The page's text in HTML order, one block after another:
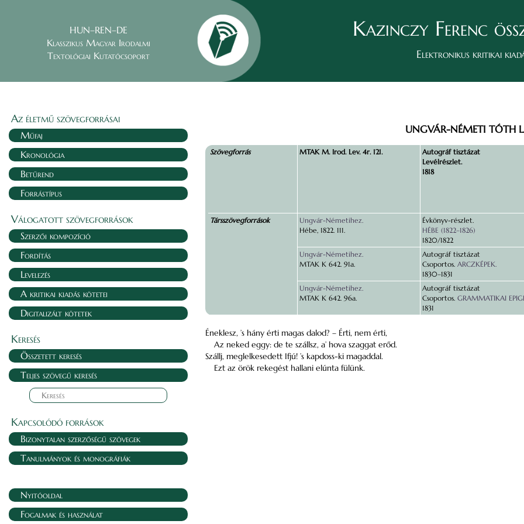
HUN–REN–DE
Klasszikus Magyar Irodalmi
Textológiai Kutatócsoport
Kazinczy Ferenc
Elektronikus kritikai
Az életmű szövegforrásai
Műfaj
Kronológia
Betűrend
Forrástípus
Válogatott szövegforrások
Szerzői kompozíció
Fordítás
Levelezés
A kritikai kiadás kötetei
Digitalizált kötetek
Keresés
Összetett keresés
Teljes szövegű keresés
Kapcsolódó források
Bizonytalan szerzőségű szövegek
Tanulmányok és monográfiák
Nyitóoldal
Fogalmak és használat
UNGVÁR-NÉMETI TÓTH
Szövegforrás MTAK M. Irod. Lev. 4r. 121.
Autográf tisztázat
Levélrészlet.
1818
Társszövegforrások
Ungvár-Németihez.
Hébe, 1822. 111.
Évkönyv-részlet.
HÉBE (1822–1826)
1820/1822
Ungvár-Németihez.
MTAK K 642. 91a.
Autográf tisztázat
Csoportos. ARCZKÉPEK.
1830–1831
Ungvár-Németihez.
MTAK K 642. 96a.
Autográf tisztázat
Csoportos. GRAMMATIKAI
1831
Éneklesz, ’s hány érti magas dalod? – Érti, nem érti,
Az neked eggy: de te szállsz, a’ hova szaggat erőd.
Szállj, meglelkesedett Ifjú! ’s kapdoss-ki magaddal.
Ezt az örök rekegést hallani elúnta fülünk.